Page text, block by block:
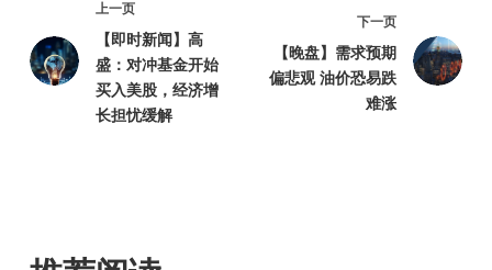
上一页
【即时新闻】高
盛：对冲基金开始
买入美股，经济增
长担忧缓解
下一页
【晚盘】需求预期
偏悲观 油价恐易跌
难涨